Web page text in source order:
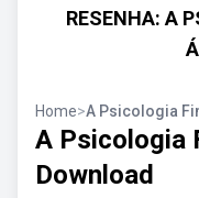
RESENHA: A
Home>A Psicologia
A Psicologia
Download